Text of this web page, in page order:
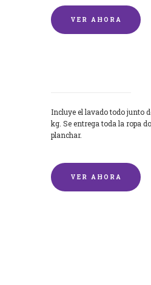
VER AHORA
Incluye el lavado todo junto
kg. Se entrega toda la ropa
planchar.
VER AHORA